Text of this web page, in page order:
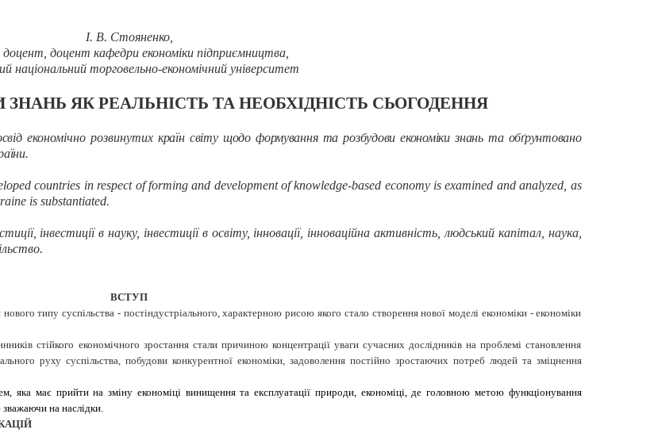
І. В. Стояненко,
доцент, доцент кафедри економіки підприємництва,
національний торговельно-економічний університет
ЯК РЕАЛЬНІСТЬ ТА НЕОБХІДНІСТЬ СЬОГОДЕННЯ
економічно розвинутих країн світу щодо формування та розбудови економіки знань та обґрунтовано
countries in respect of forming and development of knowledge-based economy is examined and analyzed, as
is substantiated.
інвестиції в науку, інвестиції в освіту, інновації, інноваційна активність, людський капітал, наука,
ВСТУП
типу суспільства - постіндустріального, характерною рисою якого стало створення нової моделі економіки - економіки
стійкого економічного зростання стали причиною концентрації уваги сучасних дослідників на проблемі становлення
руху суспільства, побудови конкурентної економіки, задоволення постійно зростаючих потреб людей та зміцнення
яка має прийти на зміну економіці винищення та експлуатації природи, економіці, де головною метою функціонування
зважаючи на наслідки.